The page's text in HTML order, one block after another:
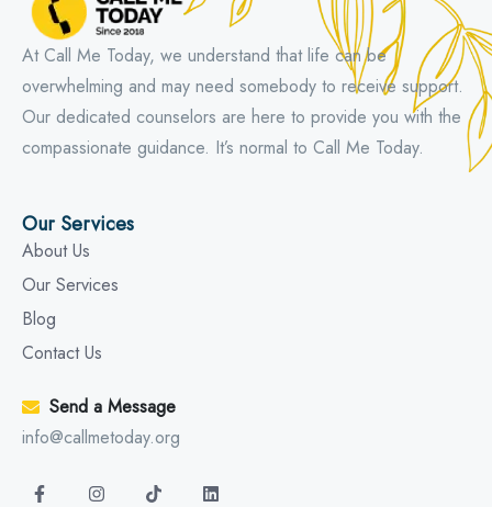
At Call Me Today, we understand that life can be
overwhelming and may need somebody to receive support.
Our dedicated counselors are here to provide you with the
compassionate guidance. It’s normal to Call Me Today.
Our Services
About Us
Our Services
Blog
Contact Us
Send a Message
info@callmetoday.org